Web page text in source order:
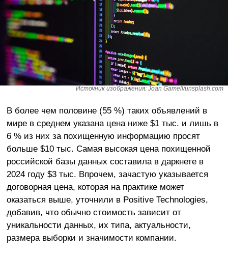
Источник изображения: Joan Gamell/unsplash.com
В более чем половине (55 %) таких объявлений в
мире в среднем указана цена ниже $1 тыс. и лишь в
6 % из них за похищенную информацию просят
больше $10 тыс. Самая высокая цена похищенной
российской базы данных составила в даркнете в
2024 году $3 тыс. Впрочем, зачастую указывается
договорная цена, которая на практике может
оказаться выше, уточнили в Positive Technologies,
добавив, что обычно стоимость зависит от
уникальности данных, их типа, актуальности,
размера выборки и значимости компании.